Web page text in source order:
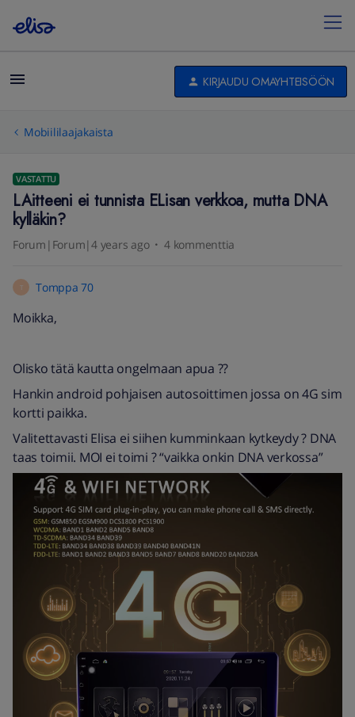
KIRJAUDU OMAYHTEISÖÖN
Mobiililaajakaista
VASTATTU
LAitteeni ei tunnista ELisan verkkoa, mutta DNA
kylläkin?
Forum|Forum|4 years ago 4 kommenttia
T Tomppa 70
Moikka,
Olisko tätä kautta ongelmaan apua ??
Hankin android pohjaisen autosoittimen jossa on 4G sim
kortti paikka.
Valitettavasti Elisa ei siihen kumminkaan kytkeydy ? DNA
taas toimii. MOI ei toimi ? “vaikka onkin DNA verkossa”